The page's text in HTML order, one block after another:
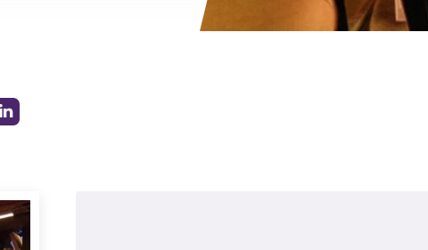
Linkedin